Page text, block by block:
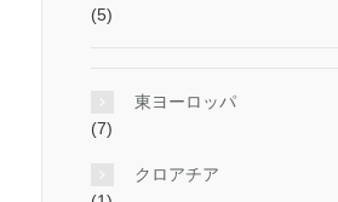
(5)
東ヨーロッパ
(7)
クロアチア